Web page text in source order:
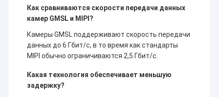
Модуль камеры MIPI
Модуль камеры DVP
Модуль камеры ночного видения
Как сравниваются скорости передачи данных
камер GMSL и MIPI?
Камеры GMSL поддерживают скорость передачи
данных до 6 Гбит/с, в то время как стандарты
MIPI обычно ограничиваются 2,5 Гбит/с.
Какая технология обеспечивает меньшую
задержку?